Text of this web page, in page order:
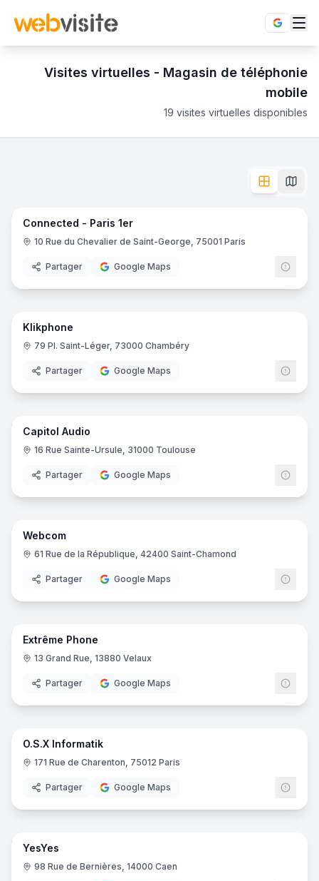
Visites virtuelles - Magasin de téléphonie
mobile
19 visites virtuelles disponibles
Capitol Audio
- Toulouse
Extrême Phone
O.S.X Informatik
- Paris
YesYes
PixouPhone Antony / Neyphone
6netic Reims • Apple IRP®
Avelis Connect - Bourg-Saint-Maurice
Klikphone- Chambéry
SOSPhone- Saint-Martin-des-Champs
Hubside.Store Aéroville
Hubside.Store Carré-Sénart
Hubside.Store Euralille- Lille
100% GSM- Les Angles
6
Connected - Paris 1er
10 Rue du Chevalier de Saint-George, 75001 Paris
Partager Google Maps
6
Klikphone
79 Pl. Saint-Léger, 73000 Chambéry
Partager Google Maps
8
Capitol Audio
16 Rue Sainte-Ursule, 31000 Toulouse
Partager Google Maps
7
Webcom
61 Rue de la République, 42400 Saint-Chamond
Partager Google Maps
5
Extrême Phone
13 Grand Rue, 13880 Velaux
Partager Google Maps
5
O.S.X Informatik
171 Rue de Charenton, 75012 Paris
Partager Google Maps
17
YesYes
98 Rue de Bernières, 14000 Caen